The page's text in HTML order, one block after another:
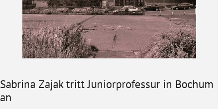
Sabrina Zajak tritt Juniorprofessur in Bochum
an